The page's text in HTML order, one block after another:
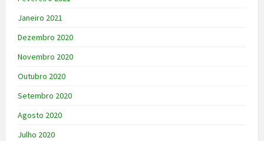
Janeiro 2021
Dezembro 2020
Novembro 2020
Outubro 2020
Setembro 2020
Agosto 2020
Julho 2020